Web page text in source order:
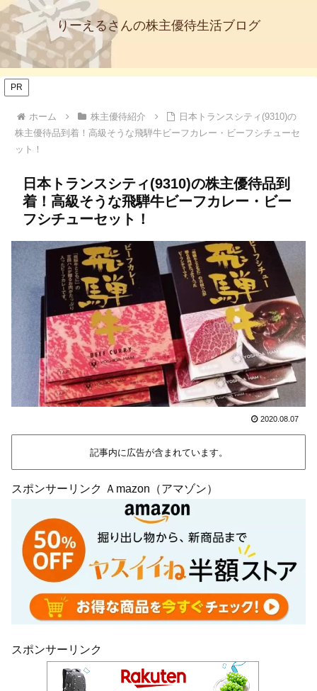
りーえるさんの株主優待生活ブログ
PR
ホーム 株主優待紹介
日本トランスシティ(9310)の
株主優待品到着！高級そうな飛騨牛ビーフカレー・ビーフシチューセ
ット！
日本トランスシティ(9310)の株主優待品到
着！高級そうな飛騨牛ビーフカレー・ビー
フシチューセット！
2020.08.07
記事内に広告が含まれています。
スポンサーリンク Ａmazon（アマゾン）
スポンサーリンク